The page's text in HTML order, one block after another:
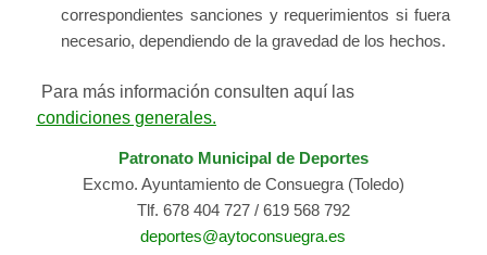
correspondientes sanciones y requerimientos si fuera
necesario, dependiendo de la gravedad de los hechos.
Para más información consulten aquí las
condiciones generales.
Patronato Municipal de Deportes
Excmo. Ayuntamiento de Consuegra (Toledo)
Tlf. 678 404 727 / 619 568 792
deportes@aytoconsuegra.es